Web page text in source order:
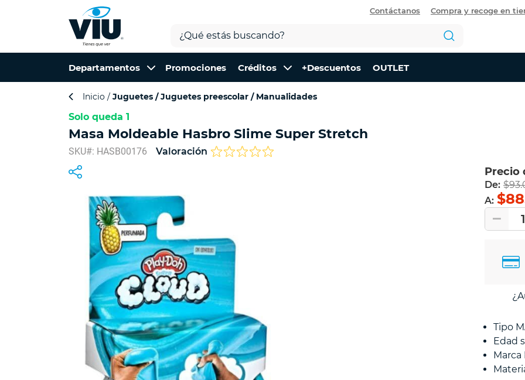
Contáctanos Compra y recoge en
Departamentos Promociones Créditos +Descuentos OUTLET
Inicio Juguetes Juguetes preescolar Manualidades
Solo queda 1
Masa Moldeable Hasbro Slime Super Stretch
SKU#: HASB00176 Valoración
Precio
De:
A:
1
Tipo
Edad
Marca